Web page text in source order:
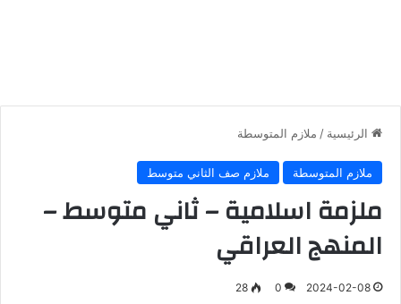
الرئيسية / ملازم المتوسطة
ملازم المتوسطة ملازم صف الثاني متوسط
ملزمة اسلامية – ثاني متوسط –
المنهج العراقي
2024-02-08
0
28